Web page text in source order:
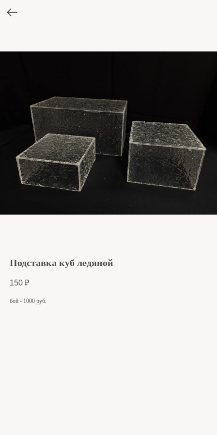
Подставка куб ледяной
150 ₽
бой - 1000 руб.